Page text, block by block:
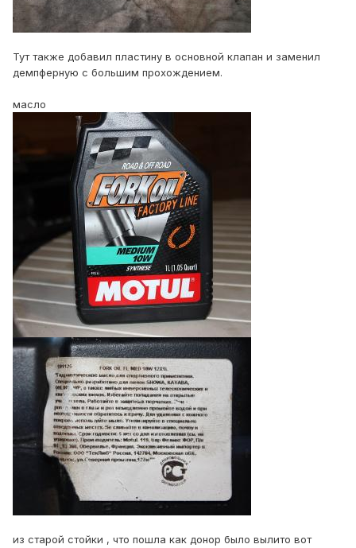
Тут также добавил пластину в основной клапан и заменил
демпферную с большим прохождением.
масло
из старой стойки , что пошла как донор было вылито вот